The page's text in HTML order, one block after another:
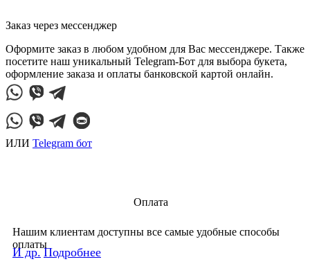
Заказ через мессенджер
Оформите заказ в любом удобном для Вас мессенджере. Также
посетите наш уникальный Telegram-Бот для выбора букета,
оформление заказа и оплаты банковской картой онлайн.
ИЛИ Telegram бот
Оплата
Нашим клиентам доступны все самые удобные способы
оплаты
И др. Подробнее